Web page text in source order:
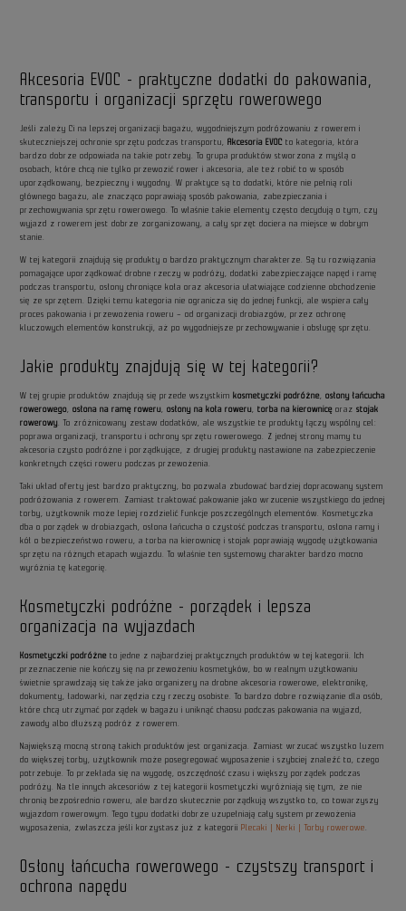
Akcesoria EVOC - praktyczne dodatki do pakowania,
transportu i organizacji sprzętu rowerowego
Jeśli zależy Ci na lepszej organizacji bagażu, wygodniejszym podróżowaniu z rowerem i
skuteczniejszej ochronie sprzętu podczas transportu, Akcesoria EVOC to kategoria, która
bardzo dobrze odpowiada na takie potrzeby. To grupa produktów stworzona z myślą o
osobach, które chcą nie tylko przewozić rower i akcesoria, ale też robić to w sposób
uporządkowany, bezpieczny i wygodny. W praktyce są to dodatki, które nie pełnią roli
głównego bagażu, ale znacząco poprawiają sposób pakowania, zabezpieczania i
przechowywania sprzętu rowerowego. To właśnie takie elementy często decydują o tym, czy
wyjazd z rowerem jest dobrze zorganizowany, a cały sprzęt dociera na miejsce w dobrym
stanie.
W tej kategorii znajdują się produkty o bardzo praktycznym charakterze. Są tu rozwiązania
pomagające uporządkować drobne rzeczy w podróży, dodatki zabezpieczające napęd i ramę
podczas transportu, osłony chroniące koła oraz akcesoria ułatwiające codzienne obchodzenie
się ze sprzętem. Dzięki temu kategoria nie ogranicza się do jednej funkcji, ale wspiera cały
proces pakowania i przewożenia roweru – od organizacji drobiazgów, przez ochronę
kluczowych elementów konstrukcji, aż po wygodniejsze przechowywanie i obsługę sprzętu.
Jakie produkty znajdują się w tej kategorii?
W tej grupie produktów znajdują się przede wszystkim kosmetyczki podróżne ,osłony łańcucha
rowerowego ,osłona na ramę roweru ,osłony na koła roweru ,torba na kierownicę orazstojak
rowerowy . To zróżnicowany zestaw dodatków, ale wszystkie te produkty łączy wspólny cel:
poprawa organizacji, transportu i ochrony sprzętu rowerowego. Z jednej strony mamy tu
akcesoria czysto podróżne i porządkujące, z drugiej produkty nastawione na zabezpieczenie
konkretnych części roweru podczas przewożenia.
Taki układ oferty jest bardzo praktyczny, bo pozwala zbudować bardziej dopracowany system
podróżowania z rowerem. Zamiast traktować pakowanie jako wrzucenie wszystkiego do jednej
torby, użytkownik może lepiej rozdzielić funkcje poszczególnych elementów. Kosmetyczka
dba o porządek w drobiazgach, osłona łańcucha o czystość podczas transportu, osłona ramy i
kół o bezpieczeństwo roweru, a torba na kierownicę i stojak poprawiają wygodę użytkowania
sprzętu na różnych etapach wyjazdu. To właśnie ten systemowy charakter bardzo mocno
wyróżnia tę kategorię.
Kosmetyczki podróżne - porządek i lepsza
organizacja na wyjazdach
Kosmetyczki podróżne to jedne z najbardziej praktycznych produktów w tej kategorii. Ich
przeznaczenie nie kończy się na przewożeniu kosmetyków, bo w realnym użytkowaniu
świetnie sprawdzają się także jako organizery na drobne akcesoria rowerowe, elektronikę,
dokumenty, ładowarki, narzędzia czy rzeczy osobiste. To bardzo dobre rozwiązanie dla osób,
które chcą utrzymać porządek w bagażu i uniknąć chaosu podczas pakowania na wyjazd,
zawody albo dłuższą podróż z rowerem.
Największą mocną stroną takich produktów jest organizacja. Zamiast wrzucać wszystko luzem
do większej torby, użytkownik może posegregować wyposażenie i szybciej znaleźć to, czego
potrzebuje. To przekłada się na wygodę, oszczędność czasu i większy porządek podczas
podróży. Na tle innych akcesoriów z tej kategorii kosmetyczki wyróżniają się tym, że nie
chronią bezpośrednio roweru, ale bardzo skutecznie porządkują wszystko to, co towarzyszy
wyjazdom rowerowym. Tego typu dodatki dobrze uzupełniają cały system przewożenia
wyposażenia, zwłaszcza jeśli korzystasz już z kategorii Plecaki | Nerki | Torby rowerowe
Osłony łańcucha rowerowego - czystszy transport i
ochrona napędu